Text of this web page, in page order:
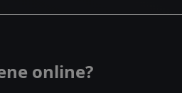
online?